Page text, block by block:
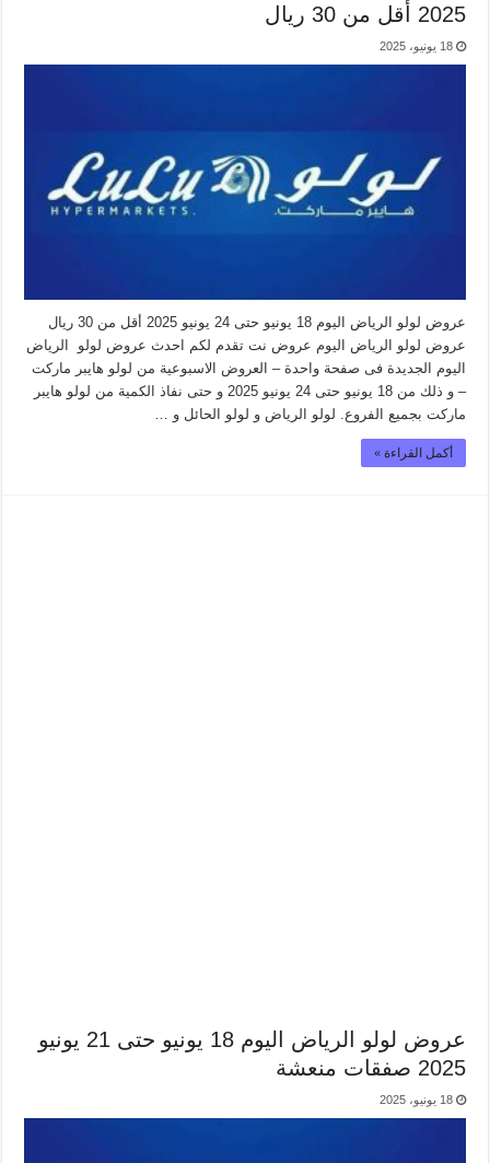
2025 أقل من 30 ريال
18 يونيو، 2025
عروض لولو الرياض اليوم 18 يونيو حتى 24 يونيو 2025 أقل من 30 ريال
عروض لولو الرياض اليوم عروض نت تقدم لكم احدث عروض لولو الرياض
اليوم الجديدة فى صفحة واحدة – العروض الاسبوعية من لولو هايبر ماركت
– و ذلك من 18 يونيو حتى 24 يونيو 2025 و حتى نفاذ الكمية من لولو هايبر
ماركت بجميع الفروع. لولو الرياض و لولو الحائل و …
أكمل القراءة »
عروض لولو الرياض اليوم 18 يونيو حتى 21 يونيو
2025 صفقات منعشة
18 يونيو، 2025